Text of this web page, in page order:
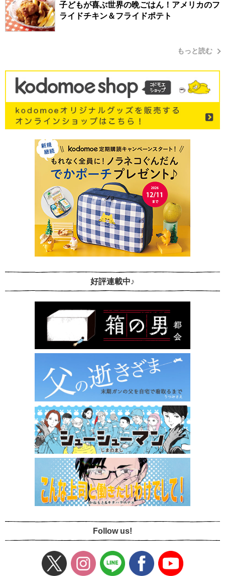
子どもが喜ぶ世界の晩ごはん！アメリカのフ
ライドチキン＆フライドポテト
もっと読む
好評連載中♪
Follow us!